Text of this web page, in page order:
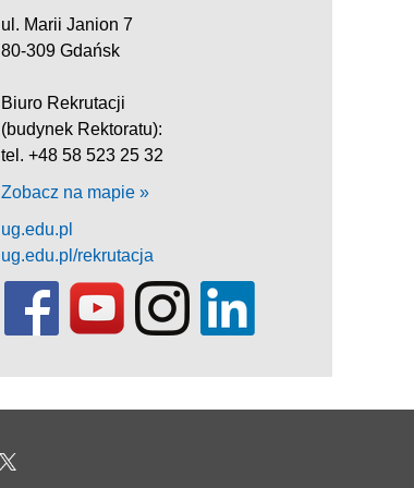
ul. Marii Janion 7
80-309 Gdańsk
Biuro Rekrutacji
(budynek Rektoratu):
tel. +48 58 523 25 32
Zobacz na mapie »
ug.edu.pl
ug.edu.pl/rekrutacja